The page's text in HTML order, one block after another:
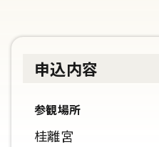
申込内容
参観場所
桂離宮